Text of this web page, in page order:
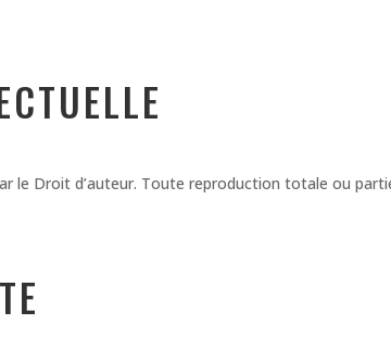
le Droit d’auteur. Toute reproduction totale ou